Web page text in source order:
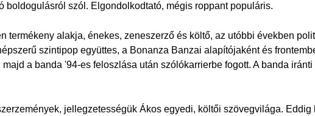
boldogulásról szól. Elgondolkodtató, mégis roppant populáris.
termékeny alakja, énekes, zeneszerző és költő, az utóbbi években
szintipop együttes, a Bonanza Banzai alapítójaként és
a banda '94-es feloszlása után szólókarrierbe fogott. A banda
jellegzetességük Ákos egyedi, költői szövegvilága. Eddig